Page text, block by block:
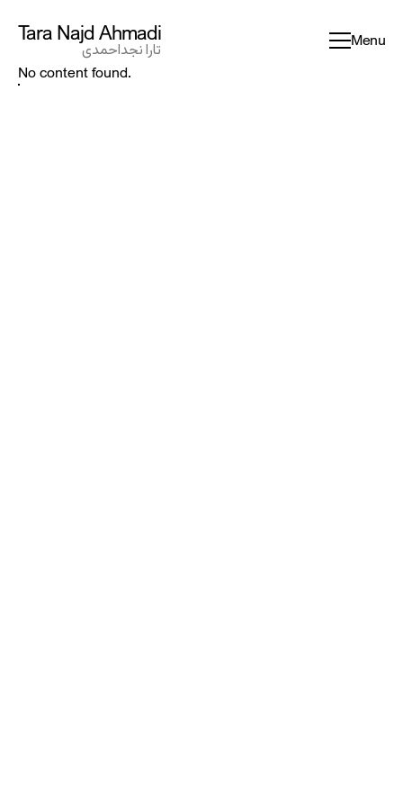
Tara Najd Ahmadi
تارا نجداحمدی Menu
Tara Najd Ahmadi
تارا نجداحمدی
No content found.